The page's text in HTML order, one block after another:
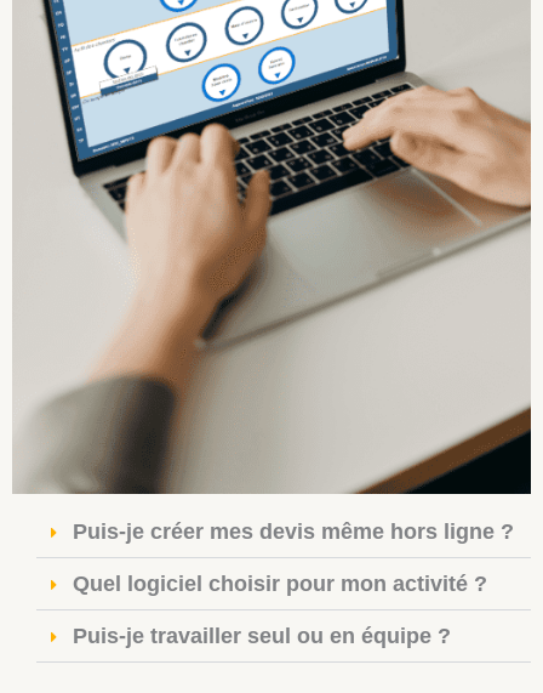
Puis-je créer mes devis même hors ligne ?
Quel logiciel choisir pour mon activité ?
Puis-je travailler seul ou en équipe ?